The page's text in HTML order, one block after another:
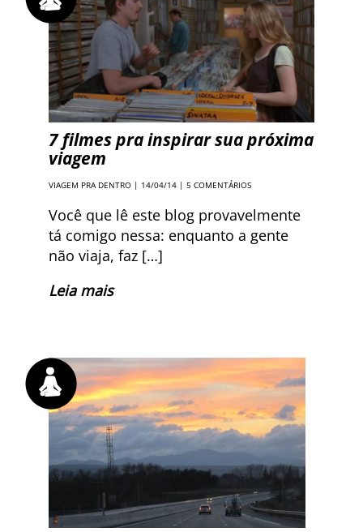
7 filmes pra inspirar sua próxima
viagem
VIAGEM PRA DENTRO | 14/04/14 | 5 COMENTÁRIOS
Você que lê este blog provavelmente
tá comigo nessa: enquanto a gente
não viaja, faz […]
Leia mais